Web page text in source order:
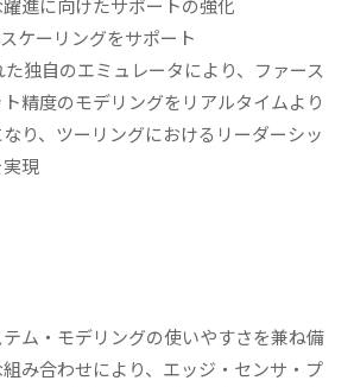
進に向けたサポートの強化
ケーリングをサポート
た独自のエミュレータにより、ファース
精度のモデリングをリアルタイムより
り、ツーリングにおけるリーダーシッ
現
ム・モデリングの使いやすさを兼ね備
み合わせにより、エッジ・センサ・プ